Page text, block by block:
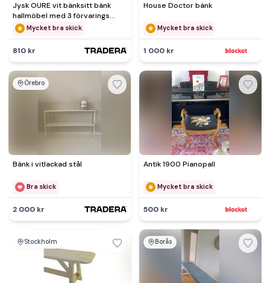
Jysk OURE vit bänksitt bänk
hallmöbel med 3 förvarings
rotting korgar 95x35x45cm
Mycket bra skick
810 kr
House Doctor bänk
Mycket bra skick
1 000 kr
Örebro
Bänk i vitlackad stål
Bra skick
2 000 kr
Antik 1900 Pianopall
Mycket bra skick
500 kr
Stockholm Borås